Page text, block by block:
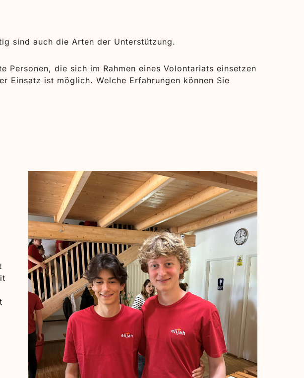
sind auch die Arten der Unterstützung.
Personen, die sich im Rahmen eines Volontariats einsetzen
Einsatz ist möglich. Welche Erfahrungen können Sie